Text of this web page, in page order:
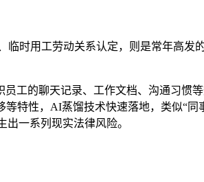
用工劳动关系认定，则是常年高发
的聊天记录、工作文档、沟通习惯
特性，AI蒸馏技术快速落地，类似“
一系列现实法律风险。